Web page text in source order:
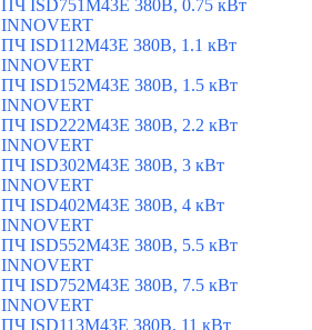
ПЧ ISD751M43E 380В, 0.75 кВт
INNOVERT
ПЧ ISD112M43E 380В, 1.1 кВт
INNOVERT
ПЧ ISD152M43E 380В, 1.5 кВт
INNOVERT
ПЧ ISD222M43E 380В, 2.2 кВт
INNOVERT
ПЧ ISD302M43E 380В, 3 кВт
INNOVERT
ПЧ ISD402M43E 380В, 4 кВт
INNOVERT
ПЧ ISD552M43E 380В, 5.5 кВт
INNOVERT
ПЧ ISD752M43E 380В, 7.5 кВт
INNOVERT
ПЧ ISD113M43E 380В, 11 кВт